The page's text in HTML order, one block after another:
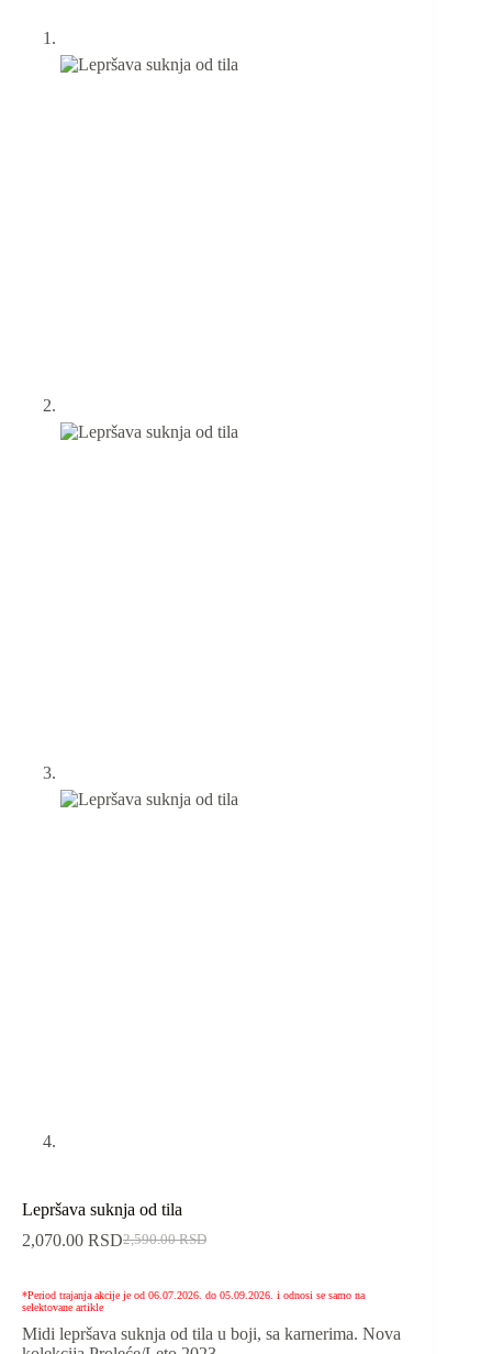
Lepršava suknja od tila
2,590.00RSD
2,070.00 RSD
*Period trajanja akcije je od 06.07.2026. do 05.09.2026. i odnosi se samo na
selektovane artikle
Midi lepršava suknja od tila u boji, sa karnerima. Nova